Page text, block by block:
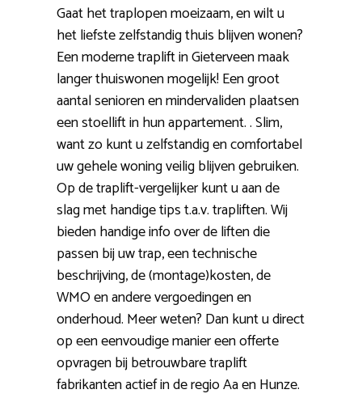
Gaat het traplopen moeizaam, en wilt u
het liefste zelfstandig thuis blijven wonen?
Een moderne traplift in Gieterveen maak
langer thuiswonen mogelijk! Een groot
aantal senioren en mindervaliden plaatsen
een stoellift in hun appartement. . Slim,
want zo kunt u zelfstandig en comfortabel
uw gehele woning veilig blijven gebruiken.
Op de traplift-vergelijker kunt u aan de
slag met handige tips t.a.v. trapliften. Wij
bieden handige info over de liften die
passen bij uw trap, een technische
beschrijving, de (montage)kosten, de
WMO en andere vergoedingen en
onderhoud. Meer weten? Dan kunt u direct
op een eenvoudige manier een offerte
opvragen bij betrouwbare traplift
fabrikanten actief in de regio Aa en Hunze.